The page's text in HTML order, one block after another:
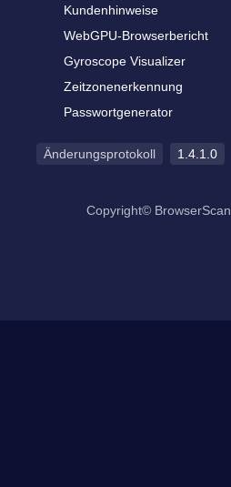
Kundenhinweise
WebGPU-Browserbericht
Gyroscope Visualizer
Zeitzonenerkennung
Passwortgenerator
Änderungsprotokoll 1.4.1.0
Copyright© BrowserScan